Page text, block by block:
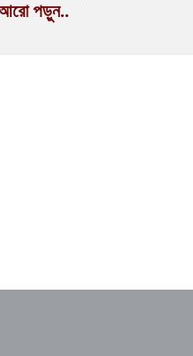
পড়ুন..